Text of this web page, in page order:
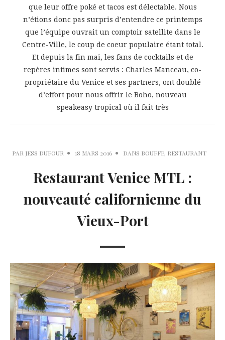
que leur offre poké et tacos est délectable. Nous
n’étions donc pas surpris d’entendre ce printemps
que l’équipe ouvrait un comptoir satellite dans le
Centre-Ville, le coup de coeur populaire étant total.
Et depuis la fin mai, les fans de cocktails et de
repères intimes sont servis : Charles Manceau, co-
propriétaire du Venice et ses partners, ont doublé
d’effort pour nous offrir le Boho, nouveau
speakeasy tropical où il fait très
PAR JESS DUFOUR 18 MARS 2016 DANS BOUFFE, RESTAURANT
Restaurant Venice MTL :
nouveauté californienne du
Vieux-Port